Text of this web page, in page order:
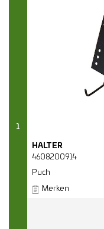
1
HALTER
4608200914
Puch
Merken